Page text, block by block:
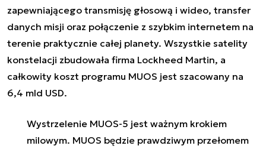
zapewniającego transmisję głosową i wideo, transfer
danych misji oraz połączenie z szybkim internetem na
terenie praktycznie całej planety. Wszystkie satelity
konstelacji zbudowała firma Lockheed Martin, a
całkowity koszt programu MUOS jest szacowany na
6,4 mld USD.
Wystrzelenie MUOS-5 jest ważnym krokiem
milowym. MUOS będzie prawdziwym przełomem